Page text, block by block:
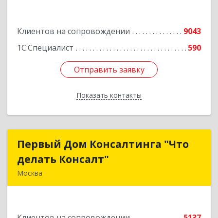
Клиентов на сопровождении
9043
1С:Специалист
590
Отправить заявку
Показать контакты
Отправить заявку
Назад
Первый Дом Консалтинга "Что
делать Консалт"
Москва
Первый Дом Консалтинга "Что